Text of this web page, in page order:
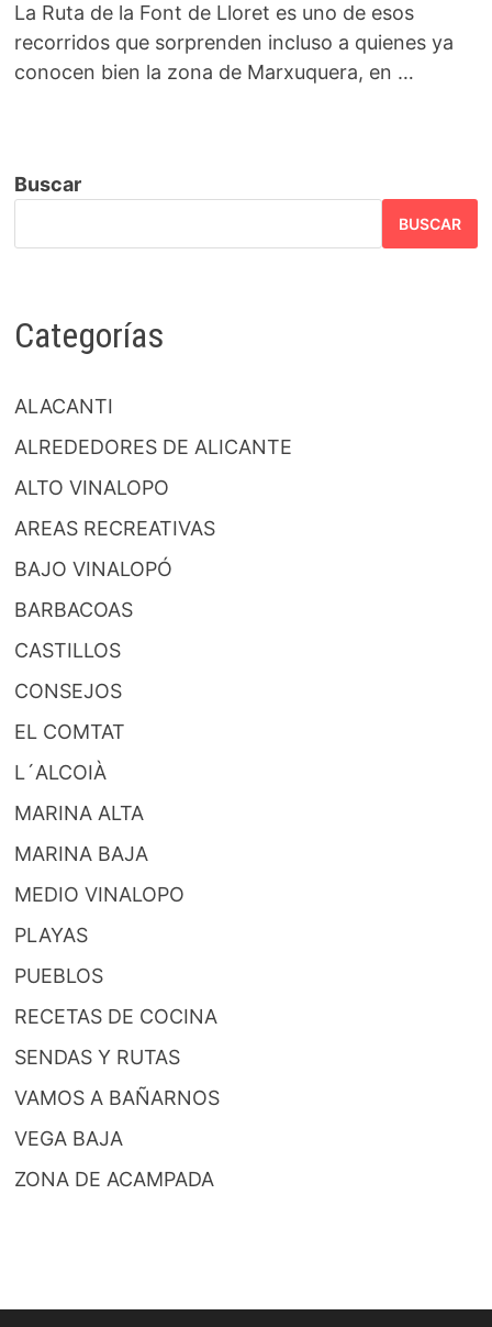
La Ruta de la Font de Lloret es uno de esos
recorridos que sorprenden incluso a quienes ya
conocen bien la zona de Marxuquera, en …
Buscar
BUSCAR
Categorías
ALACANTI
ALREDEDORES DE ALICANTE
ALTO VINALOPO
AREAS RECREATIVAS
BAJO VINALOPÓ
BARBACOAS
CASTILLOS
CONSEJOS
EL COMTAT
L´ALCOIÀ
MARINA ALTA
MARINA BAJA
MEDIO VINALOPO
PLAYAS
PUEBLOS
RECETAS DE COCINA
SENDAS Y RUTAS
VAMOS A BAÑARNOS
VEGA BAJA
ZONA DE ACAMPADA